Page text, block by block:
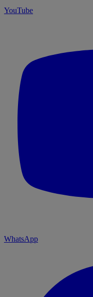
YouTube
WhatsApp